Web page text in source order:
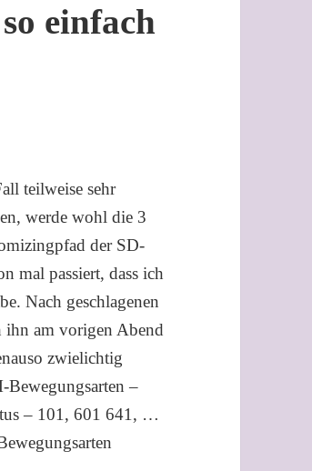
einfach
teilweise sehr
werde wohl die 3
der SD-
mal passiert, dass ich
Nach geschlagenen
ihn am vorigen Abend
zwielichtig
–
– 101, 601 641, …